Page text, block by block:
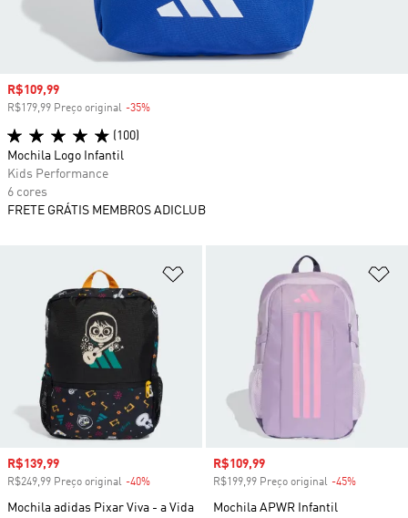
Adicionar à Lista de Desejos
Preço com desconto
R$139,99
R$249,99 Preço original -40%
Mochila adidas Pixar Viva - a Vida
Preço com desconto
R$109,99
R$199,99 Preço original -45%
Mochila APWR Infantil
Preço com desconto
R$109,99
R$179,99 Preço original -35%
(100)
Mochila Logo Infantil
Kids Performance
6 cores
FRETE GRÁTIS MEMBROS ADICLUB